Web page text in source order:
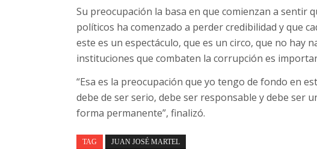
Su preocupación la basa en que comienzan a sentir
políticos ha comenzado a perder credibilidad y que
este es un espectáculo, que es un circo, que no hay
instituciones que combaten la corrupción es
“Esa es la preocupación que yo tengo de fondo en
debe de ser serio, debe ser responsable y debe ser
forma permanente”, finalizó.
TAG JUAN JOSÉ MARTEL